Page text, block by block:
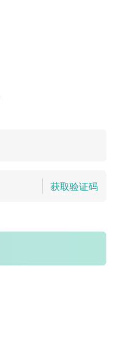
获取验证码